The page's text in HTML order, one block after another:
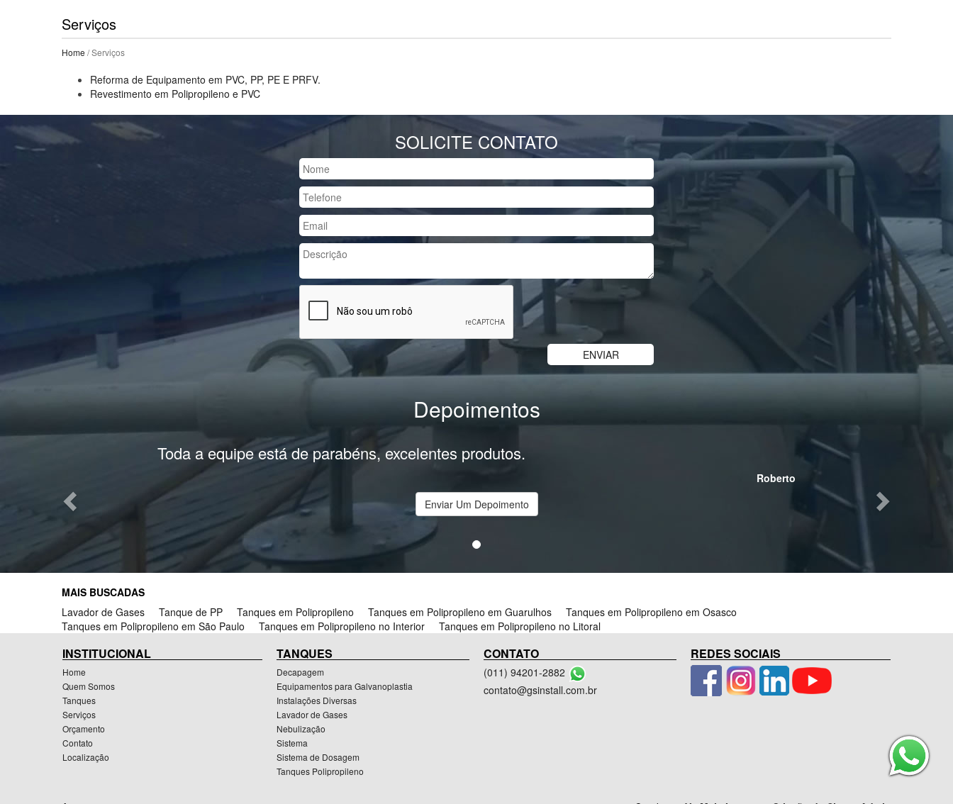
Serviços
Home / Serviços
Reforma de Equipamento em PVC, PP, PE E PRFV.
Revestimento em Polipropileno e PVC
SOLICITE CONTATO
Depoimentos
Toda a equipe está de parabéns, excelentes produtos.
Roberto
Previous
Enviar Um Depoimento
MAIS BUSCADAS
Lavador de Gases
Tanque de PP Tanques em Polipropileno Tanques em Polipropileno em Guarulhos
Tanques em Polipropileno em Osasco
Tanques em Polipropileno em São Paulo
Tanques em Polipropileno no Interior Tanques em Polipropileno no Litoral
INSTITUCIONAL
Home
Quem Somos
Tanques
Serviços
Orçamento
Contato
Localização
TANQUES
Decapagem
Equipamentos para Galvanoplastia
Instalações Diversas
Lavador de Gases
Nebulização
Sistema
Sistema de Dosagem
Tanques Polipropileno
CONTATO
(011) 94201-2882
contato@gsinstall.com.br
REDES SOCIAIS